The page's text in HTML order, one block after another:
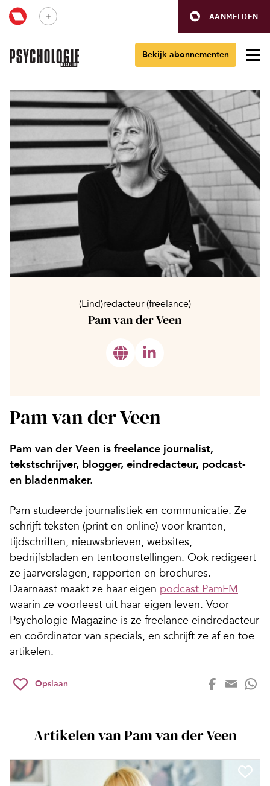
AANMELDEN
Bekijk abonnementen
(Eind)redacteur (freelance)
Pam van der Veen
Pam van der Veen
Pam van der Veen is freelance journalist,
tekstschrijver, blogger, eindredacteur, podcast-
en bladenmaker.
Pam studeerde journalistiek en communicatie. Ze
schrijft teksten (print en online) voor kranten,
tijdschriften, nieuwsbrieven, websites,
bedrijfsbladen en tentoonstellingen. Ook redigeert
ze jaarverslagen, rapporten en brochures.
Daarnaast maakt ze haar eigen podcast PamFM
waarin ze voorleest uit haar eigen leven. Voor
Psychologie Magazine is ze freelance eindredacteur
en coördinator van specials, en schrijft ze af en toe
artikelen.
Opslaan
Artikelen van Pam van der Veen